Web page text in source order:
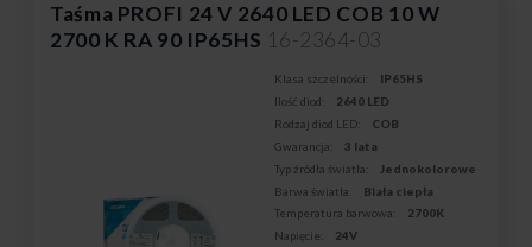
Taśma PROFI 24 V 2640 LED COB 10 W
2700 K RA 90 IP65HS 16-2364-03
Klasa szczelności:
IP65HS
Ilość diod:
2640 LED
Rodzaj diod LED:
COB
Gwarancja:
3 lata
Typ źródła światła:
Jednokolorowe
Barwa światła:
Biała ciepła
Temperatura barwowa:
2700K
Napięcie:
24V